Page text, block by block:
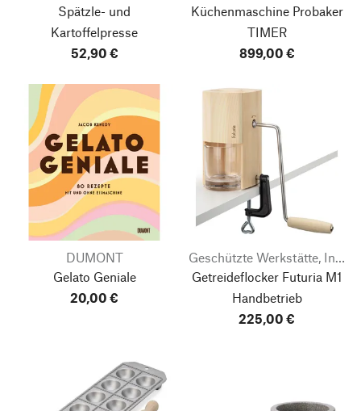
Spätzle- und
Kartoffelpresse
52,90 €
Küchenmaschine Probaker
TIMER
899,00 €
DUMONT
Gelato Geniale
20,00 €
Geschützte Werkstätte, Integrative Betriebe Tirol
Getreideflocker Futuria M1
Handbetrieb
225,00 €